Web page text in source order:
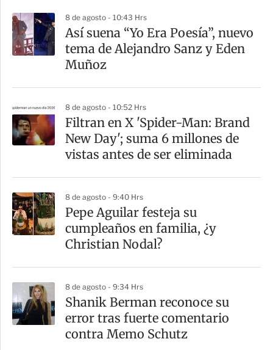
a
r
t
8 de agosto - 10:43 Hrs
Así suena “Yo Era Poesía”, nuevo
tema de Alejandro Sanz y Eden
Muñoz
8 de agosto - 10:52 Hrs
Filtran en X 'Spider-Man: Brand
New Day'; suma 6 millones de
vistas antes de ser eliminada
8 de agosto - 9:40 Hrs
Pepe Aguilar festeja su
cumpleaños en familia, ¿y
Christian Nodal?
8 de agosto - 9:34 Hrs
Shanik Berman reconoce su
error tras fuerte comentario
contra Memo Schutz